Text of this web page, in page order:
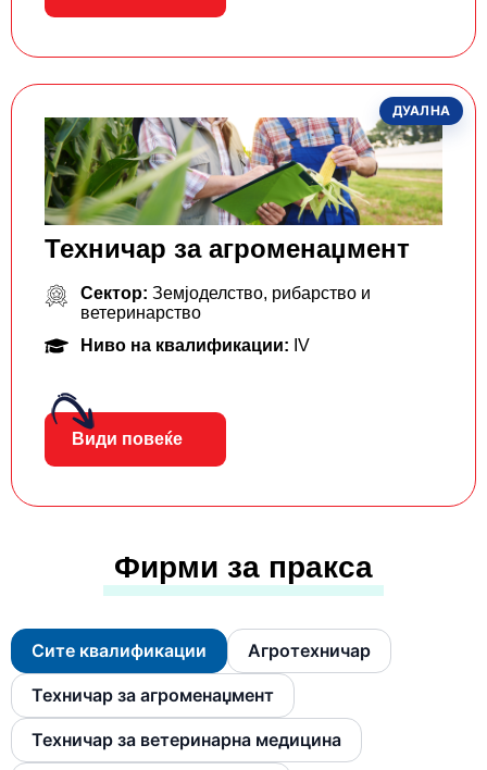
ДУАЛНА
Техничар за агроменаџмент
Сектор: Земјоделство, рибарство и
ветеринарство
Ниво на квалификации: IV
Види повеќе
Фирми за пракса
Сите квалификации Агротехничар
Техничар за агроменаџмент
Техничар за ветеринарна медицина